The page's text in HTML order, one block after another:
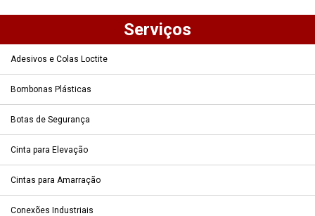
Serviços
Adesivos e Colas Loctite
Bombonas Plásticas
Botas de Segurança
Cinta para Elevação
Cintas para Amarração
Conexões Industriais